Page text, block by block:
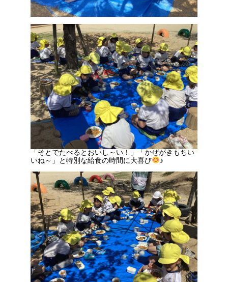
「そとでたべるとおいし～い！」「かぜがきもちい
いね～」と特別な給食の時間に大喜び
♪